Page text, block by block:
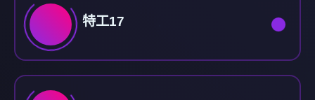
特工17